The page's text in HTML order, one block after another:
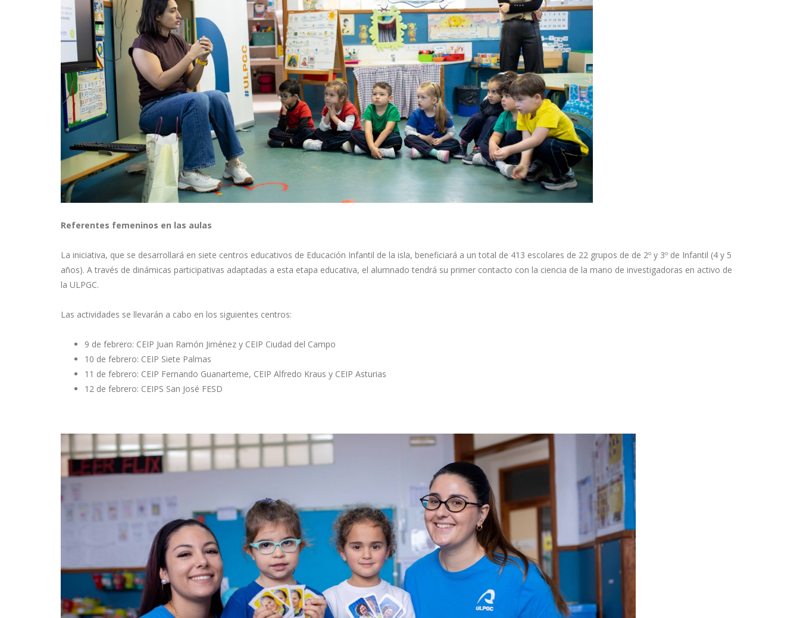
Referentes femeninos en las aulas
La iniciativa, que se desarrollará en siete centros educativos de Educación Infantil de la isla, beneficiará a un total de 413 escolares de 22 grupos de de 2º y 3º de Infantil (4 y 5
años). A través de dinámicas participativas adaptadas a esta etapa educativa, el alumnado tendrá su primer contacto con la ciencia de la mano de investigadoras en activo de
la ULPGC.
Las actividades se llevarán a cabo en los siguientes centros:
9 de febrero: CEIP Juan Ramón Jiménez y CEIP Ciudad del Campo
10 de febrero: CEIP Siete Palmas
11 de febrero: CEIP Fernando Guanarteme, CEIP Alfredo Kraus y CEIP Asturias
12 de febrero: CEIPS San José FESD